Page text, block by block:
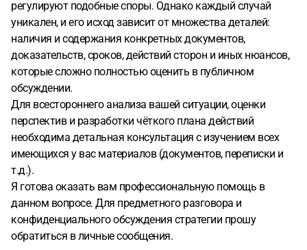
регулируют подобные споры. Однако каждый случай
уникален, и его исход зависит от множества деталей:
наличия и содержания конкретных документов,
доказательств, сроков, действий сторон и иных нюансов,
которые сложно полностью оценить в публичном
обсуждении.
Для всестороннего анализа вашей ситуации, оценки
перспектив и разработки чёткого плана действий
необходима детальная консультация с изучением всех
имеющихся у вас материалов (документов, переписки и
т.д.).
Я готова оказать вам профессиональную помощь в
данном вопросе. Для предметного разговора и
конфиденциального обсуждения стратегии прошу
обратиться в личные сообщения.